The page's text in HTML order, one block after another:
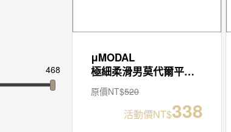
468
μMODAL
極細柔滑男莫代爾平口褲
原價NT$520
活動價NT$338